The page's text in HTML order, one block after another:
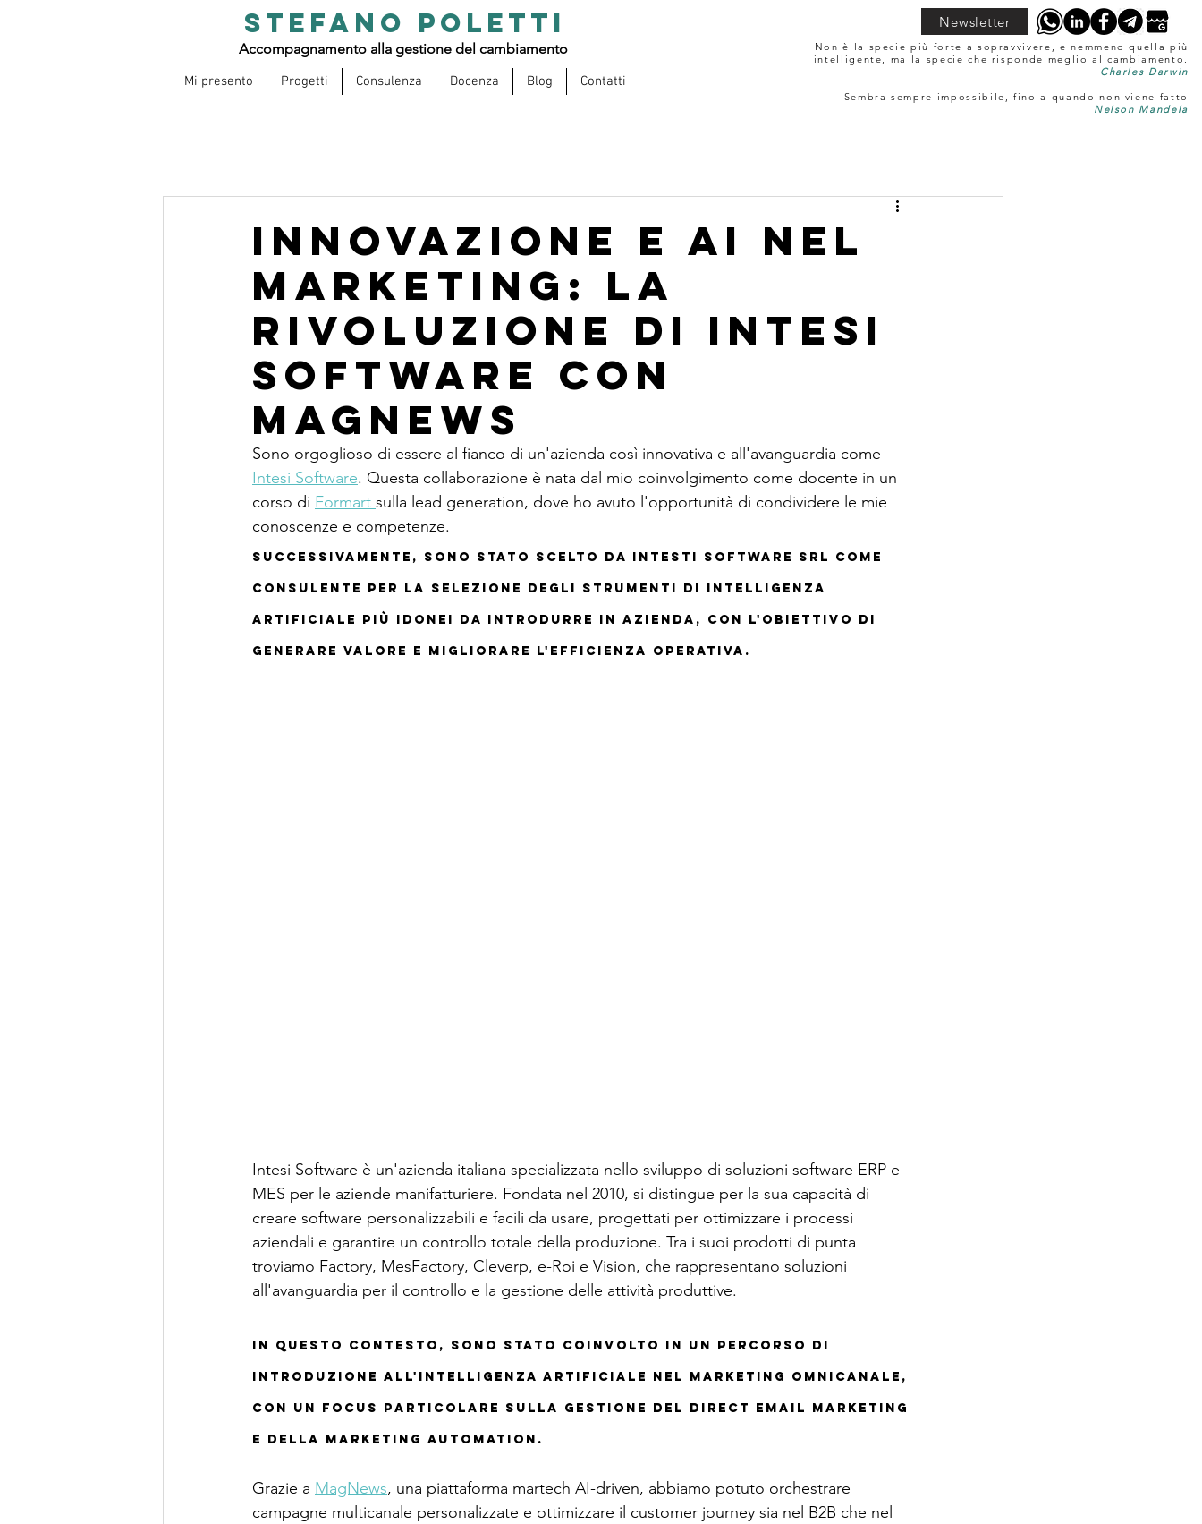
STEFANO POLETTI
Accompagnamento alla gestione del cambiamento
Mi presento Progetti Consulenza Docenza Blog Contatti
Newsletter
Non è la specie più forte a sopravvivere, e nemmeno quella più
intelligente, ma la specie che risponde meglio al cambiamento.
Charles Darwin
Sembra sempre impossibile, fino a quando non viene fatto
Nelson Mandela
Innovazione e AI nel
marketing: la
rivoluzione di Intesi
Software con
MagNews
Sono orgoglioso di essere al fianco di un'azienda così innovativa e all'avanguardia come
Intesi Software. Questa collaborazione è nata dal mio coinvolgimento come docente in un
corso di Formart sulla lead generation, dove ho avuto l'opportunità di condividere le mie
conoscenze e competenze.
Successivamente, sono stato scelto da Intesti Software srl come
consulente per la selezione degli strumenti di Intelligenza
Artificiale più idonei da introdurre in azienda, con l'obiettivo di
generare valore e migliorare l'efficienza operativa.
Intesi Software è un'azienda italiana specializzata nello sviluppo di soluzioni software ERP e
MES per le aziende manifatturiere. Fondata nel 2010, si distingue per la sua capacità di
creare software personalizzabili e facili da usare, progettati per ottimizzare i processi
aziendali e garantire un controllo totale della produzione. Tra i suoi prodotti di punta
troviamo Factory, MesFactory, Cleverp, e-Roi e Vision, che rappresentano soluzioni
all'avanguardia per il controllo e la gestione delle attività produttive.
In questo contesto, sono stato coinvolto in un percorso di
introduzione all'intelligenza artificiale nel marketing omnicanale,
con un focus particolare sulla gestione del direct email marketing
e della marketing automation.
Grazie a MagNews, una piattaforma martech AI-driven, abbiamo potuto orchestrare
campagne multicanale personalizzate e ottimizzare il customer journey sia nel B2B che nel